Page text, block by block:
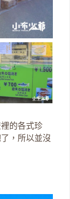
的各式珍
，所以並沒